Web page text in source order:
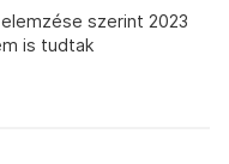
szerint 2023
is tudtak